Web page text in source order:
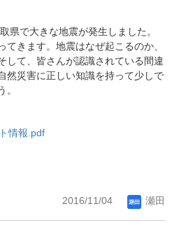
県で大きな地震が発生しました。
てきます。地震はなぜ起こるのか、
して、皆さんが認識されている間違
然災害に正しい知識を持って少しで
。
情報.pdf
2016/11/04 瀬田